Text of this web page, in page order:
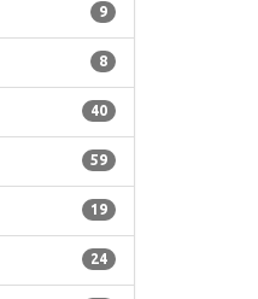
9
8
40
59
19
24